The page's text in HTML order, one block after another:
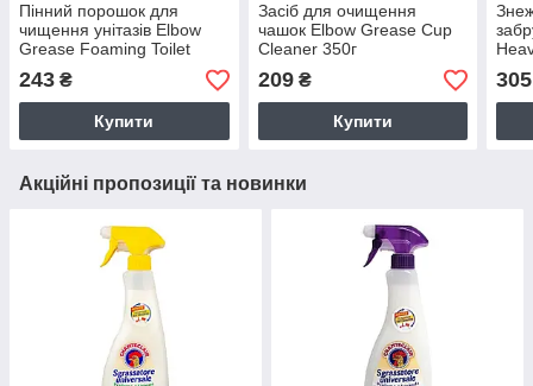
Пінний порошок для
чищення унітазів Elbow
Grease Foaming Toilet
Cleaner Eucalyptus 500 г
243 ₴
Купити
Засіб для очищення
чашок Elbow Grease Cup
Cleaner 350г
209₴
Купити
305
Акційні пропозиції та новинки